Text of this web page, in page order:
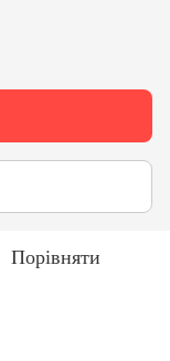
Порівняти